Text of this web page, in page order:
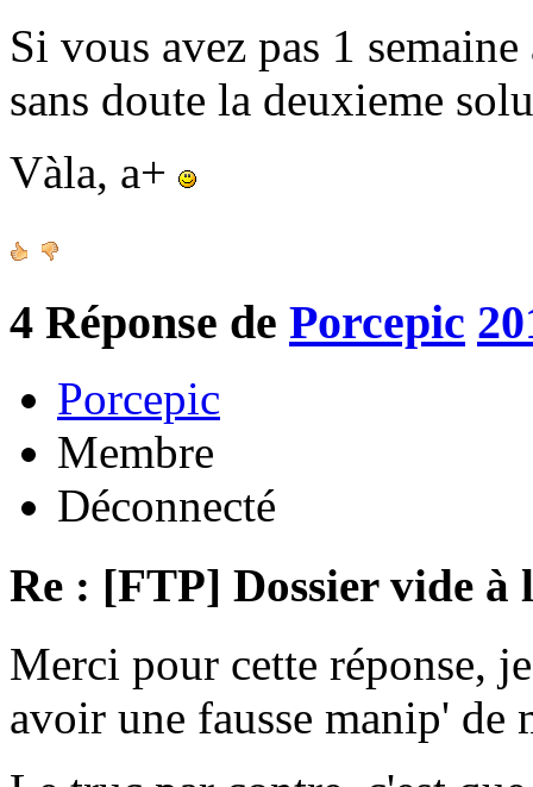
Si vous avez pas 1
sans doute la deuxieme
Vàla, a+
4 Réponse de Porcepic
Porcepic
Membre
Déconnecté
Re : [FTP] Dossier vide à
Merci pour cette réponse,
avoir une fausse manip'